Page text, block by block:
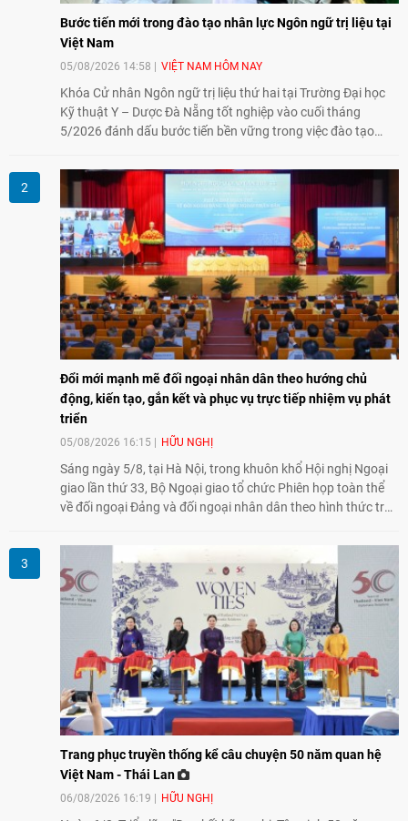
Bước tiến mới trong đào tạo nhân lực Ngôn ngữ trị liệu tại
Việt Nam
05/08/2026 14:58 VIỆT NAM HÔM NAY
Khóa Cử nhân Ngôn ngữ trị liệu thứ hai tại Trường Đại học
Kỹ thuật Y – Dược Đà Nẵng tốt nghiệp vào cuối tháng
5/2026 đánh dấu bước tiến bền vững trong việc đào tạo
tại Việt Nam.
Đổi mới mạnh mẽ đối ngoại nhân dân theo hướng chủ
động, kiến tạo, gắn kết và phục vụ trực tiếp nhiệm vụ phát
triển
05/08/2026 16:15 HỮU NGHỊ
Sáng ngày 5/8, tại Hà Nội, trong khuôn khổ Hội nghị Ngoại
giao lần thứ 33, Bộ Ngoại giao tổ chức Phiên họp toàn thể
về đối ngoại Đảng và đối ngoại nhân dân theo hình thức trực
và các Cơ quan đại diện Việt Nam ở nước ngoài.
Trang phục truyền thống kể câu chuyện 50 năm quan hệ
Việt Nam - Thái Lan
06/08/2026 16:19 HỮU NGHỊ